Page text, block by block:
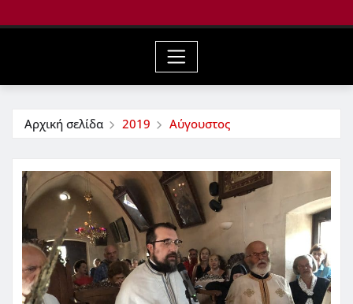
Αρχική σελίδα 2019 Αύγουστος